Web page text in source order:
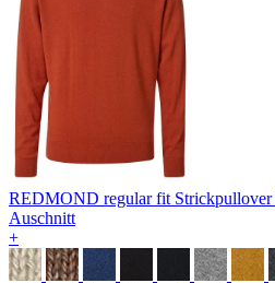
REDMOND regular fit Strickpullover
Auschnitt
+